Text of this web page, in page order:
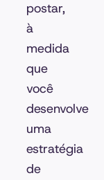
postar,
à
medida
que
você
desenvolve
uma
estratégia
de